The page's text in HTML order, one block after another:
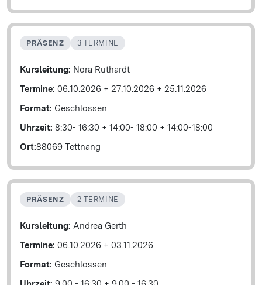
PRÄSENZ 3 TERMINE
Kursleitung: Nora Ruthardt
Termine: 06.10.2026 + 27.10.2026 + 25.11.2026
Format: Geschlossen
Uhrzeit: 8:30- 16:30 + 14:00- 18:00 + 14:00-18:00
Ort:88069 Tettnang
PRÄSENZ 2 TERMINE
Kursleitung: Andrea Gerth
Termine: 06.10.2026 + 03.11.2026
Format: Geschlossen